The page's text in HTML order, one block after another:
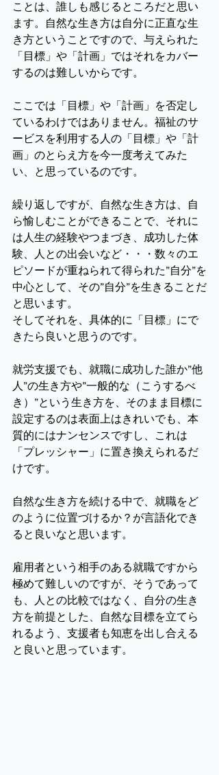
ことは、誰しも感じるところだと思い
ます。自然な生き方は自分に正直な生
き方ということですので、与えられた
「目標」や「計画」ではそれをカバー
するのは難しいからです。
ここでは「目標」や「計画」を否定し
ているわけではありません。福祉のサ
ービスを利用する人の「目標」や「計
画」のとらえ方を今一度考えてみた
い、と思っているのです。
繰り返しですが、自然な生き方は、自
ら愉しむことができることで、それに
は人生の経験やつまづき、成功した体
験、人との出会いなど・・・数々のエ
ピソードが重ねられて得られた”自分”を
中心として、その”自分”を生きることだ
と思います。
そしてそれを、具体的に「目標」にで
きたら良いと思うのです。
就労支援でも、就職に成功した誰か”他
人”の生き方や”一般的な（こうするべ
き）”という生き方を、そのまま目標に
設定するのは表面上はきれいでも、本
質的にはナンセンスですし、これは
「プレッシャー」に置き換えられるだ
けです。
自然な生き方を続ける中で、就職をど
のように位置づけるか？が言語化でき
ると良いなと思います。
雇用者という相手のある就職ですから
極めて難しいのですが、そうであって
も、人との比較ではなく、自分の生き
方を前提とした、自然な目標を立てら
れるよう、支援者も知恵を出し合える
と良いと思っています。